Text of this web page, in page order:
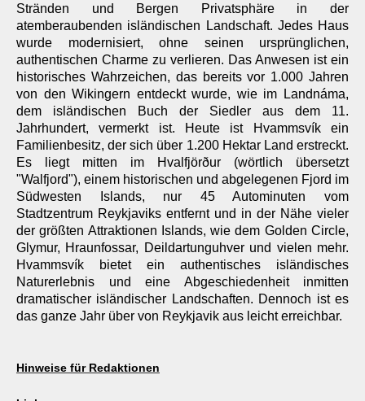
Stränden und Bergen Privatsphäre in der
atemberaubenden isländischen Landschaft. Jedes Haus
wurde modernisiert, ohne seinen ursprünglichen,
authentischen Charme zu verlieren. Das Anwesen ist ein
historisches Wahrzeichen, das bereits vor 1.000 Jahren
von den Wikingern entdeckt wurde, wie im Landnáma,
dem isländischen Buch der Siedler aus dem 11.
Jahrhundert, vermerkt ist. Heute ist Hvammsvík ein
Familienbesitz, der sich über 1.200 Hektar Land erstreckt.
Es liegt mitten im Hvalfjörður (wörtlich übersetzt
"Walfjord"), einem historischen und abgelegenen Fjord im
Südwesten Islands, nur 45 Autominuten vom
Stadtzentrum Reykjaviks entfernt und in der Nähe vieler
der größten Attraktionen Islands, wie dem Golden Circle,
Glymur, Hraunfossar, Deildartunguhver und vielen mehr.
Hvammsvík bietet ein authentisches isländisches
Naturerlebnis und eine Abgeschiedenheit inmitten
dramatischer isländischer Landschaften. Dennoch ist es
das ganze Jahr über von Reykjavik aus leicht erreichbar.
Hinweise für Redaktionen